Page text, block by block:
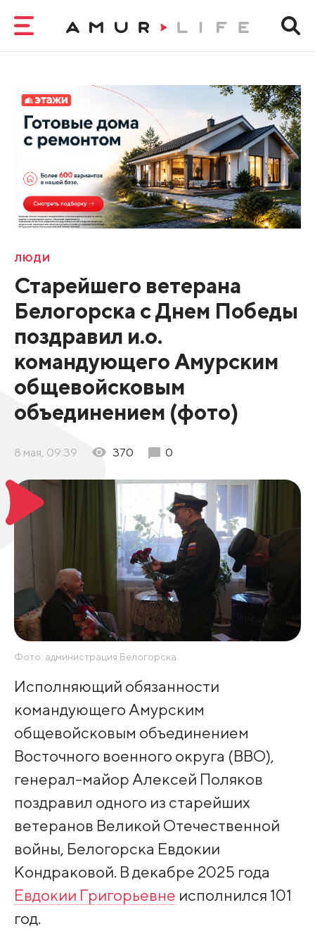
ЛЮДИ
Старейшего ветерана
Белогорска с Днем Победы
поздравил и.о.
командующего Амурским
общевойсковым
объединением (фото)
8 мая, 09:39 370 0
Фото: администрация Белогорска
Исполняющий обязанности
командующего Амурским
общевойсковым объединением
Восточного военного округа (ВВО),
генерал-майор Алексей Поляков
поздравил одного из старейших
ветеранов Великой Отечественной
войны, Белогорска Евдокии
Кондраковой. В декабре 2025 года
Евдокии Григорьевне исполнился 101
год.